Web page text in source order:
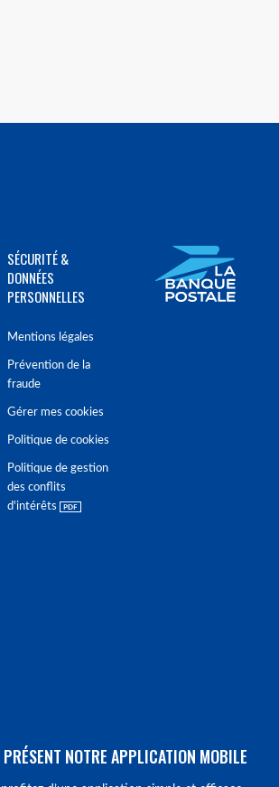
SÉCURITÉ &
DONNÉES
PERSONNELLES
Mentions légales
Prévention de la
fraude
Gérer mes cookies
Politique de cookies
Politique de gestion
des conflits
d'intérêts
NOTRE APPLICATION MOBILE